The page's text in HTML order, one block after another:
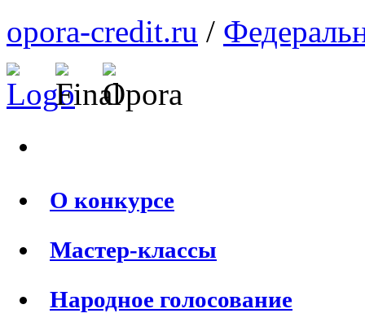
opora-credit.ru /
О конкурсе
Мастер-классы
Народное голосование